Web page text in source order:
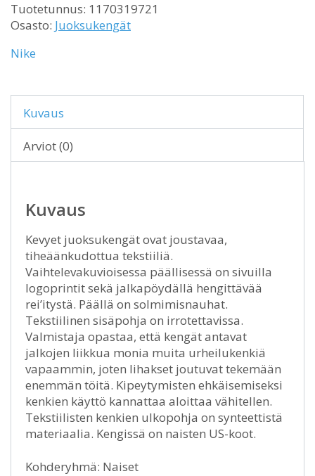
Tuotetunnus: 1170319721
Osasto: Juoksukengät
Nike
Kuvaus
Arviot (0)
Kuvaus
Kevyet juoksukengät ovat joustavaa,
tiheäänkudottua tekstiiliä.
Vaihtelevakuvioisessa päällisessä on sivuilla
logoprintit sekä jalkapöydällä hengittävää
rei’itystä. Päällä on solmimisnauhat.
Tekstiilinen sisäpohja on irrotettavissa.
Valmistaja opastaa, että kengät antavat
jalkojen liikkua monia muita urheilukenkiä
vapaammin, joten lihakset joutuvat tekemään
enemmän töitä. Kipeytymisten ehkäisemiseksi
kenkien käyttö kannattaa aloittaa vähitellen.
Tekstiilisten kenkien ulkopohja on synteettistä
materiaalia. Kengissä on naisten US-koot.
Kohderyhmä: Naiset